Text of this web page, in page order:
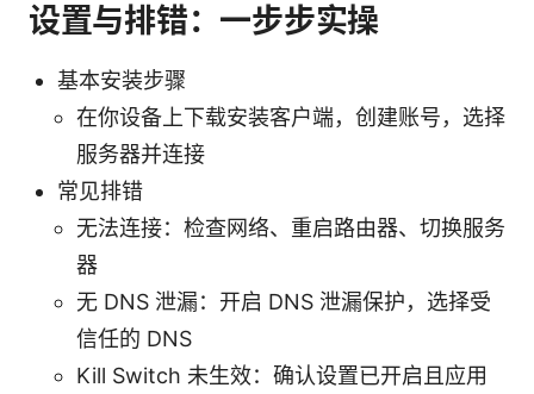
设置与排错：一步步实操
基本安装步骤
在你设备上下载安装客户端，创建账号，选择
服务器并连接
常见排错
无法连接：检查网络、重启路由器、切换服务
器
无 DNS 泄漏：开启 DNS 泄漏保护，选择受
信任的 DNS
Kill Switch 未生效：确认设置已开启且应用